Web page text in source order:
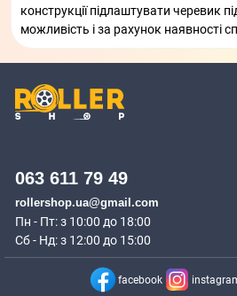
конструкції підлаштувати черевик
можливість і за рахунок наявності
063 611 79 49
rollershop.ua@gmail.com
Пн - Пт: з 10:00 до 18:00
Сб - Нд: з 12:00 до 15:00
facebook